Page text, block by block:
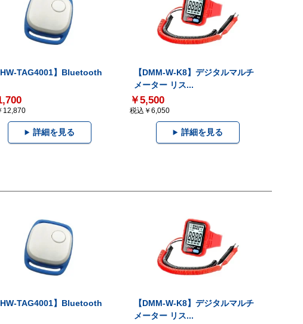
TAG4001】Bluetooth
12,870
詳細を見る
【DMM-W-K8】デジタルマルチ
メーター リス...
￥5,500
税込￥6,050
詳細を見る
TAG4001】Bluetooth
【DMM-W-K8】デジタルマルチ
メーター リス...